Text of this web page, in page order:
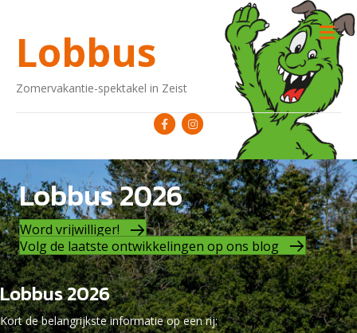
Lobbus
Zomervakantie-spektakel in Zeist
FacebookInstagram
Lobbus 2026
Word vrijwilliger!
Volg de laatste ontwikkelingen op ons blog
Lobbus 2026
Kort de belangrijkste informatie op een rij: